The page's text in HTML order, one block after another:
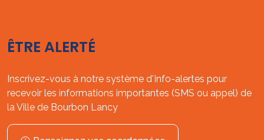
ÊTRE ALERTÉ
Inscrivez-vous à notre système d'Info-alertes pour
recevoir les informations importantes (SMS ou appel) de
la Ville de Bourbon Lancy